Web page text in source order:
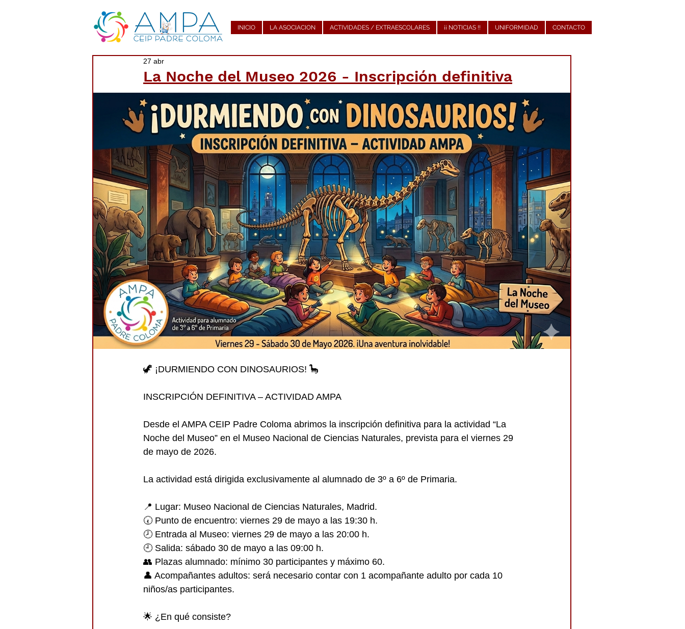
INICIO LA ASOCIACION ACTIVIDADES / EXTRAESCOLARES ¡¡ NOTICIAS !! UNIFORMIDAD CONTACTO
La Noche del Museo 2026 - Inscripción definitiva
27 abr
🦖 ¡DURMIENDO CON DINOSAURIOS! 🦕
INSCRIPCIÓN DEFINITIVA – ACTIVIDAD AMPA
Desde el AMPA CEIP Padre Coloma abrimos la inscripción definitiva para la actividad “La
Noche del Museo” en el Museo Nacional de Ciencias Naturales, prevista para el viernes 29
de mayo de 2026.
La actividad está dirigida exclusivamente al alumnado de 3º a 6º de Primaria.
📍 Lugar: Museo Nacional de Ciencias Naturales, Madrid.
🕢 Punto de encuentro: viernes 29 de mayo a las 19:30 h.
🕗 Entrada al Museo: viernes 29 de mayo a las 20:00 h.
🕘 Salida: sábado 30 de mayo a las 09:00 h.
👥 Plazas alumnado: mínimo 30 participantes y máximo 60.
👤 Acompañantes adultos: será necesario contar con 1 acompañante adulto por cada 10
niños/as participantes.
🌟 ¿En qué consiste?